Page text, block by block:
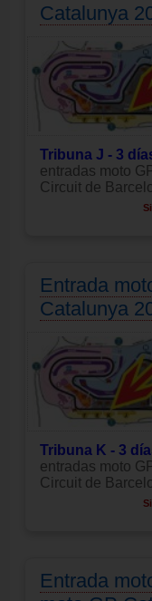
Catalunya
Tribuna J - 3
entradas moto
Circuit de
Entrada
Catalunya
Tribuna K - 3
entradas moto
Circuit de
Entrada